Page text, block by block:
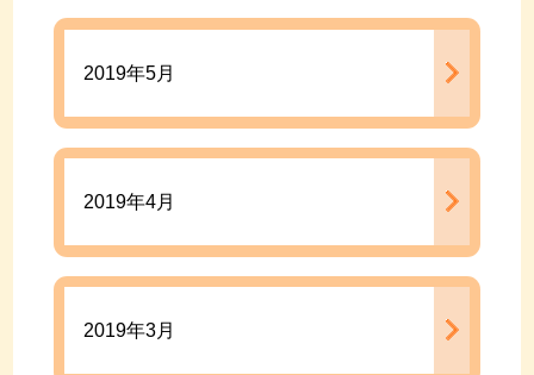
2019年5月
2019年4月
2019年3月